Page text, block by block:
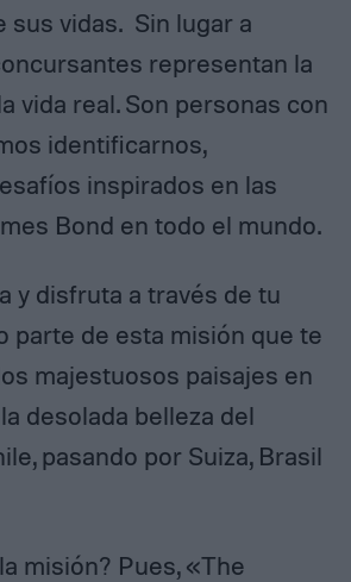
sus vidas. Sin lugar a
representan la
vida real. Son personas con
identificarnos,
inspirados en las
Bond en todo el mundo.
y disfruta a través de tu
parte de esta misión que te
majestuosos paisajes en
desolada belleza del
pasando por Suiza, Brasil
misión? Pues, «The